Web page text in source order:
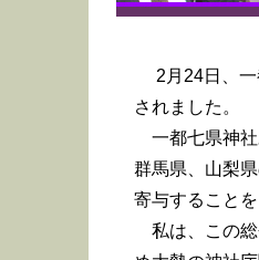
2月24日、一
されました。
一都七県神社
群馬県、山梨
寄与すること
私は、この総